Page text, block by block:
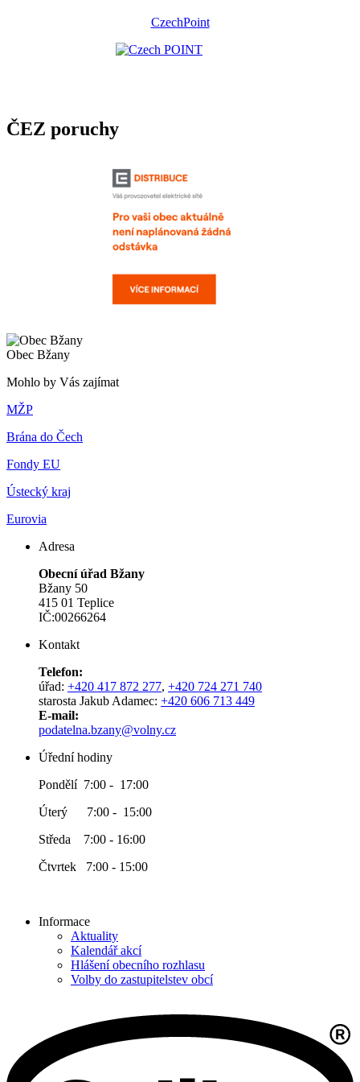
CzechPoint
ČEZ poruchy
Obec Bžany
Mohlo by Vás zajímat
MŽP
Brána do Čech
Fondy EU
Ústecký kraj
Eurovia
Adresa
Obecní úřad Bžany
Bžany 50
415 01 Teplice
IČ:00266264
Kontakt
Telefon:
úřad: +420 417 872 277, +420 724 271 740
starosta Jakub Adamec: +420 606 713 449
E-mail:
podatelna.bzany@volny.cz
Úřední hodiny
Pondělí 7:00 - 17:00
Úterý 7:00 - 15:00
Středa 7:00 - 16:00
Čtvrtek 7:00 - 15:00
Informace
Aktuality
Kalendář akcí
Hlášení obecního rozhlasu
Volby do zastupitelstev obcí